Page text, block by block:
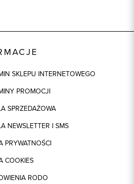
SKLEPU INTERNETOWEGO
PROMOCJI
SPRZEDAŻOWA
NEWSLETTER I SMS
PRYWATNOŚCI
COOKIES
RODO